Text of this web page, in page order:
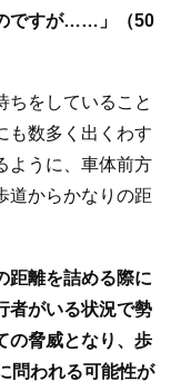
ですが……」（50
ちをしていること
も数多く出くわす
ように、車体前方
道からかなりの距
距離を詰める際に
者がいる状況で勢
の脅威となり、歩
問われる可能性が